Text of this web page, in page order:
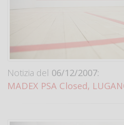
Notizia del 06/12/2007:
MADEX PSA Closed,